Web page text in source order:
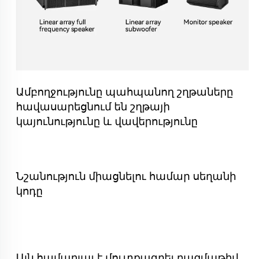
Ամբողջությունը պահպանող շղթաները
հավասարեցնում են շղթայի
կայունությունը և վավերությունը
Նշանություն միացնելու համար սեղանի
կոդը